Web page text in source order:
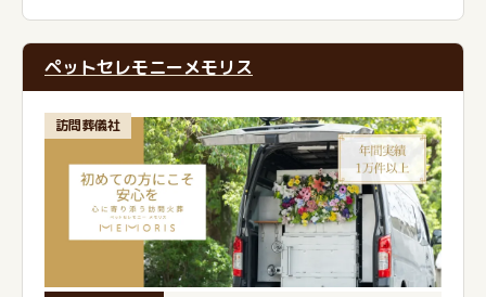
ペットセレモニーメモリス
訪問葬儀社